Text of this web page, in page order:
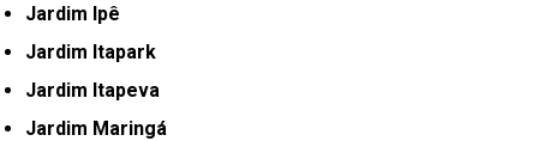
Jardim Ipê
Jardim Itapark
Jardim Itapeva
Jardim Maringá